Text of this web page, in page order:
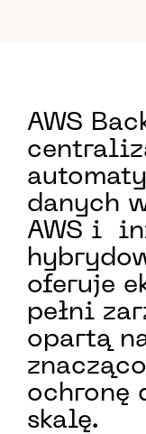
AWS
danych
AWS i
oferuje
pełni
opartą
ochronę
skalę.